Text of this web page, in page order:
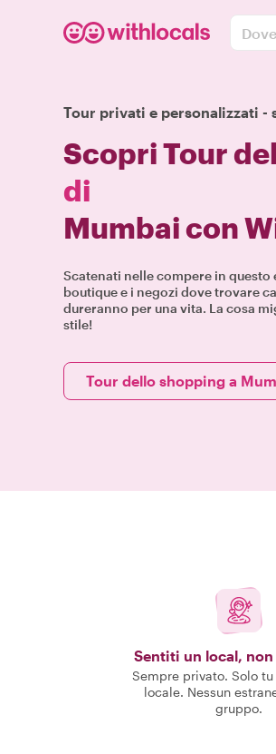
Tour privati e personalizzati -
Scopri Tour
di
Mumbai con
Scatenati nelle compere in
boutique e i negozi dove trovare
dureranno per una vita. La cosa
stile!
Tour dello shopping a
Sentiti un local,
Sempre privato. Solo
locale. Nessun
gruppo.